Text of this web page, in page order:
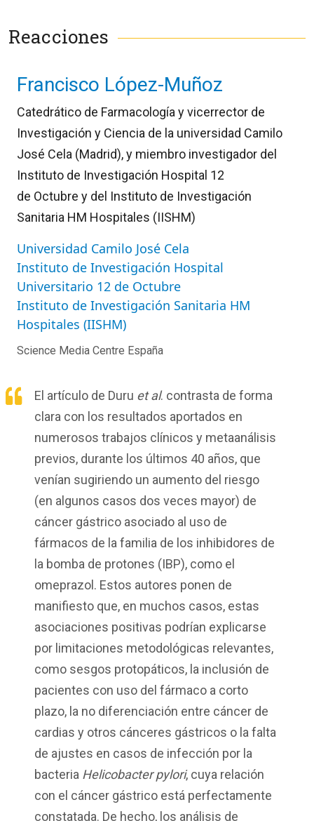
Reacciones
Francisco López-Muñoz
Catedrático de Farmacología y vicerrector de
Investigación y Ciencia de la universidad Camilo
José Cela (Madrid), y miembro investigador del
Instituto de Investigación Hospital 12
de Octubre y del Instituto de Investigación
Sanitaria HM Hospitales (IISHM)
Universidad Camilo José Cela
Instituto de Investigación Hospital
Universitario 12 de Octubre
Instituto de Investigación Sanitaria HM
Hospitales (IISHM)
Science Media Centre España
El artículo de Duru et al. contrasta de forma
clara con los resultados aportados en
numerosos trabajos clínicos y metaanálisis
previos, durante los últimos 40 años, que
venían sugiriendo un aumento del riesgo
(en algunos casos dos veces mayor) de
cáncer gástrico asociado al uso de
fármacos de la familia de los inhibidores de
la bomba de protones (IBP), como el
omeprazol. Estos autores ponen de
manifiesto que, en muchos casos, estas
asociaciones positivas podrían explicarse
por limitaciones metodológicas relevantes,
como sesgos protopáticos, la inclusión de
pacientes con uso del fármaco a corto
plazo, la no diferenciación entre cáncer de
cardias y otros cánceres gástricos o la falta
de ajustes en casos de infección por la
bacteria Helicobacter pylori, cuya relación
con el cáncer gástrico está perfectamente
constatada. De hecho, los análisis de